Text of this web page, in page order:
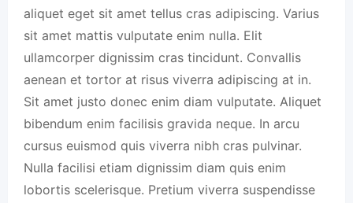
aliquet eget sit amet tellus cras adipiscing. Varius
sit amet mattis vulputate enim nulla. Elit
ullamcorper dignissim cras tincidunt. Convallis
aenean et tortor at risus viverra adipiscing at in.
Sit amet justo donec enim diam vulputate. Aliquet
bibendum enim facilisis gravida neque. In arcu
cursus euismod quis viverra nibh cras pulvinar.
Nulla facilisi etiam dignissim diam quis enim
lobortis scelerisque. Pretium viverra suspendisse